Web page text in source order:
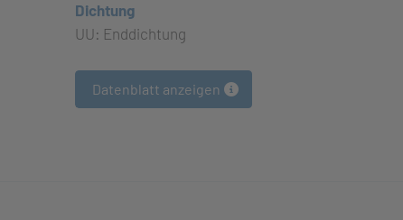
Dichtung
UU: Enddichtung
Datenblatt anzeigen